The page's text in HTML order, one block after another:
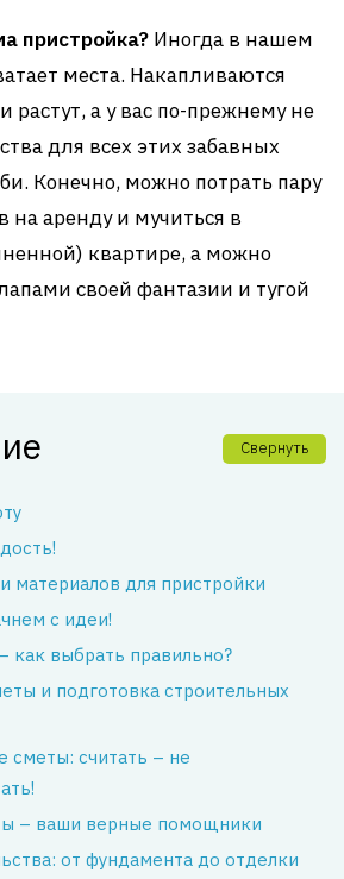
пристройка? Иногда в нашем
места. Накапливаются
растут, а у вас по-прежнему не
для всех этих забавных
Конечно, можно потрать пару
аренду и мучиться в
квартире, а можно
своей фантазии и тугой
Свернуть
материалов для пристройки
с идеи!
как выбрать правильно?
и подготовка строительных
сметы: считать – не
– ваши верные помощники
от фундамента до отделки